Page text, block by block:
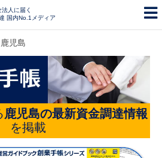
人に届く
国内No.1メディア
児島
鹿児島の最新資金調達情報
を掲載